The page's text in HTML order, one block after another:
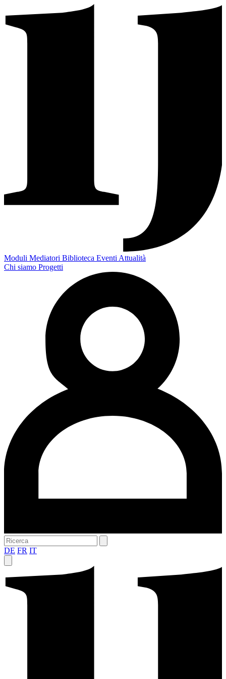
Moduli Mediatori Biblioteca Eventi Attualità
Chi siamo Progetti
DE FR IT